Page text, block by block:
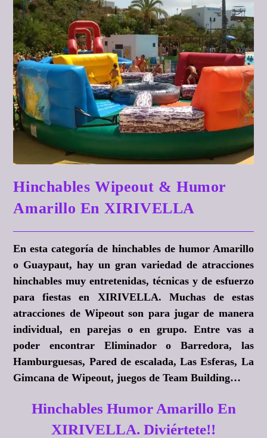
Hinchables Wipeout & Humor
Amarillo En XIRIVELLA
En esta categoría de hinchables de humor Amarillo
o Guaypaut, hay un gran variedad de atracciones
hinchables muy entretenidas, técnicas y de esfuerzo
para fiestas en XIRIVELLA. Muchas de estas
atracciones de Wipeout son para jugar de manera
individual, en parejas o en grupo. Entre vas a
poder encontrar Eliminador o Barredora, las
Hamburguesas, Pared de escalada, Las Esferas, La
Gimcana de Wipeout, juegos de Team Building…
Hinchables Humor Amarillo En
XIRIVELLA. Diviértete!!